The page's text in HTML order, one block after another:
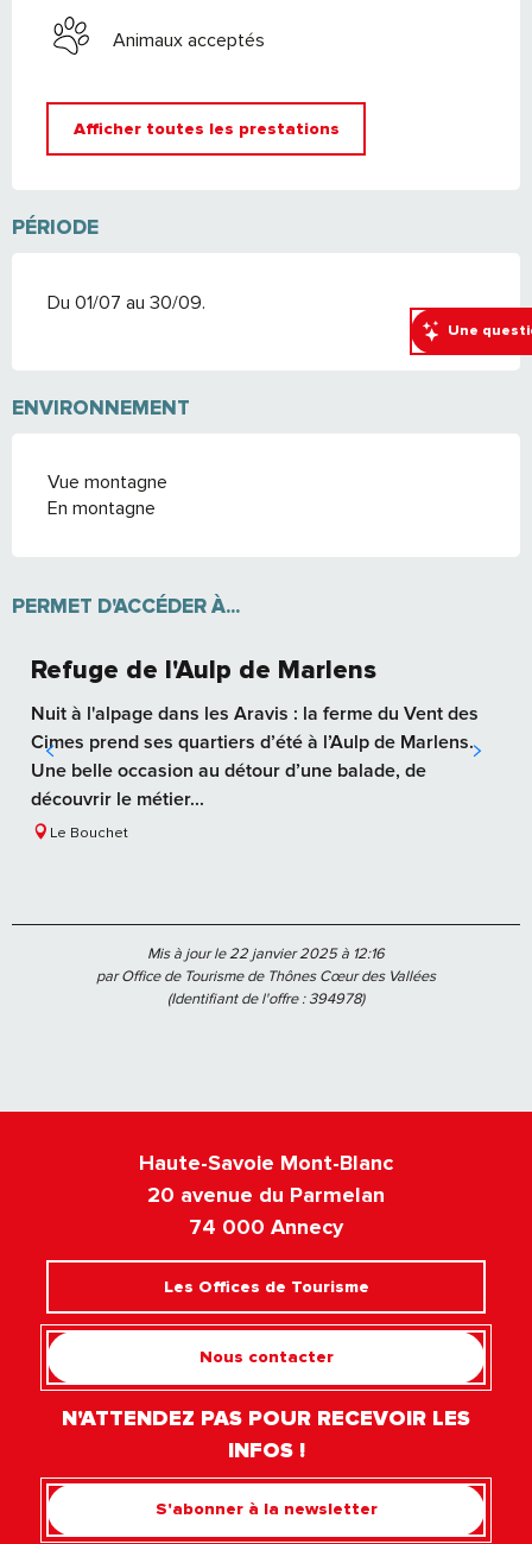
Une
Animaux acceptés
Afficher toutes les prestations
PÉRIODE
Du 01/07 au 30/09.
ENVIRONNEMENT
Vue montagne
En montagne
PERMET D'ACCÉDER À...
Refuge de l'Aulp de Marlens
Nuit à l'alpage dans les Aravis : la ferme du Vent des
Cimes prend ses quartiers d’été à l’Aulp de Marlens.
Une belle occasion au détour d’une balade, de
découvrir le métier...
Le Bouchet
Mis à jour le 22 janvier 2025 à 12:16
par Office de Tourisme de Thônes Cœur des Vallées
(Identifiant de l'offre :394978)
Haute-Savoie Mont-Blanc
20 avenue du Parmelan
74 000 Annecy
Les Offices de Tourisme
Nous contacter
N'ATTENDEZ PAS POUR RECEVOIR LES
INFOS !
S'abonner à la newsletter